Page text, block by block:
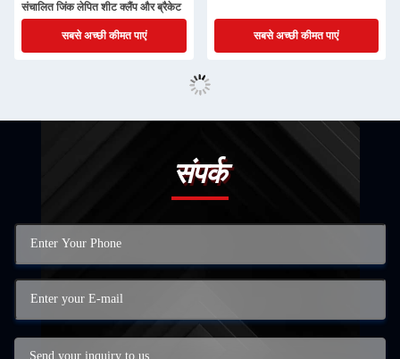
संचालित जिंक लेपित शीट क्लैंप और ब्रैकेट
सबसे अच्छी कीमत पाएं सबसे अच्छी कीमत पाएं
संपर्क